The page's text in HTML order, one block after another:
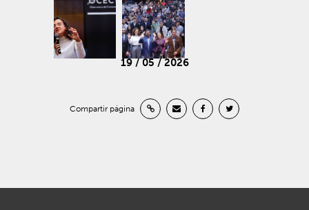
19 / 05 / 2026
Compartir página